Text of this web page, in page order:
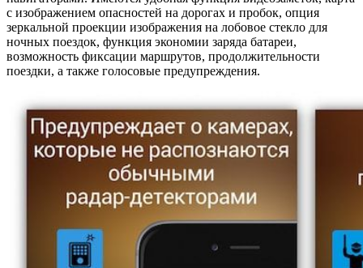
с изображением опасностей на дорогах и пробок, опция
зеркальной проекции изображения на лобовое стекло для
ночных поездок, функция экономии заряда батареи,
возможность фиксации маршрутов, продолжительности
поездки, а также голосовые предупреждения.